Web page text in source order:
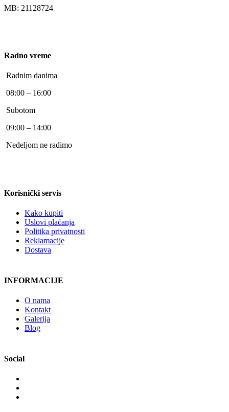
MB: 21128724
Radno vreme
Radnim danima
08:00 – 16:00
Subotom
09:00 – 14:00
Nedeljom ne radimo
Korisnički servis
Kako kupiti
Uslovi plaćanja
Politika privatnosti
Reklamacije
Dostava
INFORMACIJE
O nama
Kontakt
Galerija
Blog
Social